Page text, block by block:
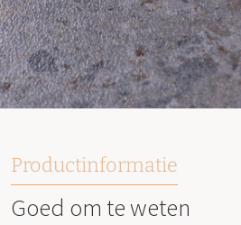
Productinformatie
Goed om te weten